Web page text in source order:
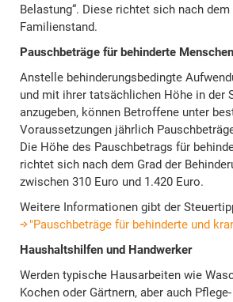
Belastung“. Diese richtet sich nach
Familienstand.
Pauschbeträge für behinderte Menschen
Anstelle behinderungsbedingte
und mit ihrer tatsächlichen Höhe in der
anzugeben, können Betroffene unter
Voraussetzungen jährlich
Die Höhe des Pauschbetrags für
richtet sich nach dem Grad der
zwischen 310 Euro und 1.420 Euro.
Weitere Informationen gibt der
"Pauschbeträge für behinderte und
Haushaltshilfen und Handwerker
Werden typische Hausarbeiten wie
Kochen oder Gärtnern, aber auch